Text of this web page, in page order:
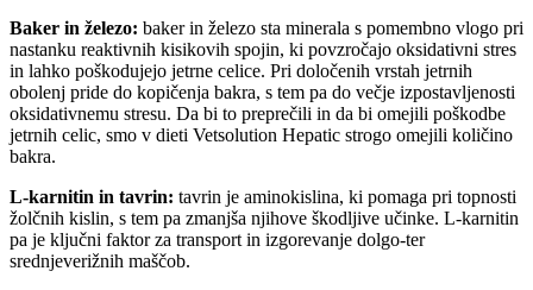
Baker in železo: baker in železo sta minerala s pomembno vlogo pri
nastanku reaktivnih kisikovih spojin, ki povzročajo oksidativni stres
in lahko poškodujejo jetrne celice. Pri določenih vrstah jetrnih
obolenj pride do kopičenja bakra, s tem pa do večje izpostavljenosti
oksidativnemu stresu. Da bi to preprečili in da bi omejili poškodbe
jetrnih celic, smo v dieti Vetsolution Hepatic strogo omejili količino
bakra.
L-karnitin in tavrin: tavrin je aminokislina, ki pomaga pri topnosti
žolčnih kislin, s tem pa zmanjša njihove škodljive učinke. L-karnitin
pa je ključni faktor za transport in izgorevanje dolgo-ter
srednjeverižnih maščob.